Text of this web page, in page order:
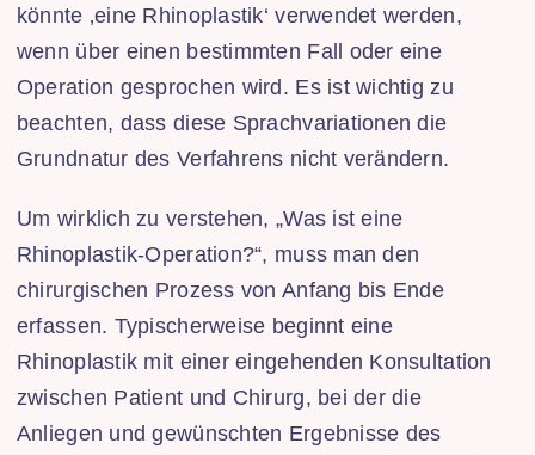
könnte ‚eine Rhinoplastik‘ verwendet werden,
wenn über einen bestimmten Fall oder eine
Operation gesprochen wird. Es ist wichtig zu
beachten, dass diese Sprachvariationen die
Grundnatur des Verfahrens nicht verändern.
Um wirklich zu verstehen, „Was ist eine
Rhinoplastik-Operation?“, muss man den
chirurgischen Prozess von Anfang bis Ende
erfassen. Typischerweise beginnt eine
Rhinoplastik mit einer eingehenden Konsultation
zwischen Patient und Chirurg, bei der die
Anliegen und gewünschten Ergebnisse des